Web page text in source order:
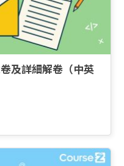
及詳細解卷（中英